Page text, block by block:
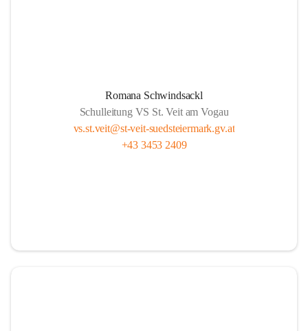
Romana Schwindsackl
Schulleitung VS St. Veit am Vogau
vs.st.veit@st-veit-suedsteiermark.gv.at
+43 3453 2409